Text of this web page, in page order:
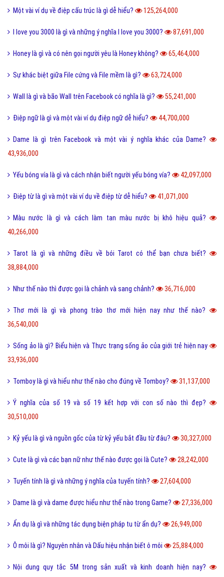
Một vài ví dụ về điệp cấu trúc là gì dễ hiểu? 125,264,000
I love you 3000 là gì và những ý nghĩa I love you 3000? 87,691,000
Honey là gì và có nên gọi người yêu là Honey không? 65,464,000
Sự khác biệt giữa File cứng và File mềm là gì? 63,724,000
Wall là gì và bão Wall trên Facebook có nghĩa là gì? 55,241,000
Điệp ngữ là gì và một vài ví dụ điệp ngữ dễ hiểu? 44,700,000
Dame là gì trên Facebook và một vài ý nghĩa khác của Dame?
43,936,000
Yếu bóng vía là gì và cách nhận biết người yếu bóng vía? 42,097,000
Điệp từ là gì và một vài ví dụ về điệp từ dễ hiểu? 41,071,000
Màu nước là gì và cách làm tan màu nước bị khô hiệu quả?
40,266,000
Tarot là gì và những điều về bói Tarot có thể bạn chưa biết?
38,884,000
Như thế nào thì được gọi là chảnh và sang chảnh? 36,716,000
Thơ mới là gì và phong trào thơ mới hiện nay như thế nào?
36,540,000
Sống ảo là gì? Biểu hiện và Thực trạng sống ảo của giới trẻ hiện nay
33,936,000
Tomboy là gì và hiểu như thế nào cho đúng về Tomboy? 31,137,000
Ý nghĩa của số 19 và số 19 kết hợp với con số nào thì đẹp?
30,510,000
Kỷ yếu là gì và nguồn gốc của từ kỷ yếu bắt đầu từ đâu? 30,327,000
Cute là gì và các bạn nữ như thế nào được gọi là Cute? 28,242,000
Tuyến tính là gì và những ý nghĩa của tuyến tính? 27,604,000
Dame là gì và dame được hiểu như thế nào trong Game? 27,336,000
Ẩn dụ là gì và những tác dụng biện pháp tu từ ẩn dụ? 26,949,000
Ô môi là gì? Nguyên nhân và Dấu hiệu nhận biết ô môi 25,884,000
Nội dung quy tắc 5M trong sản xuất và kinh doanh hiện nay?